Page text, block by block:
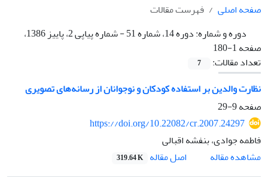
صفحه اصلی
فهرست مقالات
دوره و شماره:
دوره 14، شماره 51 - شماره پیاپی 2، پاییز 1386،
صفحه 1-180
تعداد مقالات:
7
نظارت والدین بر استفاده کودکان و نوجوانان از رسانه‌های تصویری
صفحه9-29
https://doi.org/10.22082/cr.2007.24297
فاطمه جوادی، بنفشه اقبالی
مشاهده مقاله
اصل مقاله 319.64 K